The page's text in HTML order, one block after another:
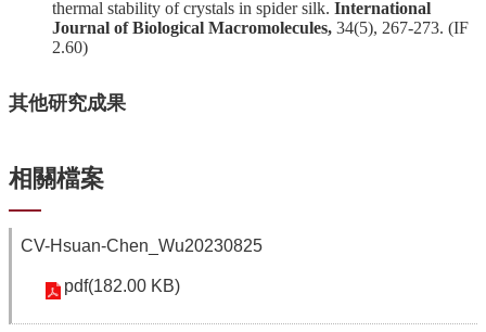
thermal stability of crystals in spider silk. International
Journal of Biological Macromolecules, 34(5), 267-273. (IF
2.60)
其他研究成果
相關檔案
CV-Hsuan-Chen_Wu20230825
pdf(182.00 KB)